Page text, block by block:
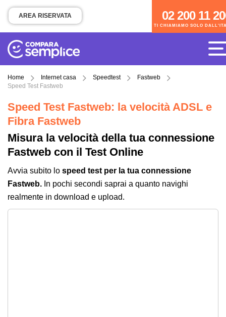
TI CHIAMIAMO SOLO
02 200 11
AREA RISERVATA
Home Internet casa Speedtest
Fastweb
Speed Test Fastweb
Speed Test Fastweb: la velocità ADSL e
Fibra Fastweb
Misura la velocità della tua connessione
Fastweb con il Test Online
Avvia subito lo speed test per la tua connessione
Fastweb. In pochi secondi saprai a quanto navighi
realmente in download e upload.
02 200 11 200